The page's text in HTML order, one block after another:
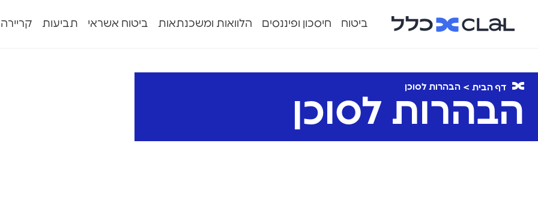
ביטוח חיסכון ופיננסים הלוואות ומשכנתאות ביטוח אשראי תביעות קריירה
דף הבית הבהרות לסוכן
הבהרות לסוכן